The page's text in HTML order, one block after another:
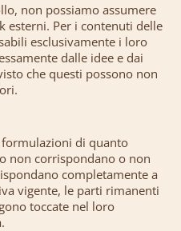
non possiamo assumere
esterni. Per i contenuti delle
esclusivamente i loro
dalle idee e dai
che questi possono non
di quanto
non corrispondano o non
completamente a
vigente, le parti rimanenti
toccate nel loro